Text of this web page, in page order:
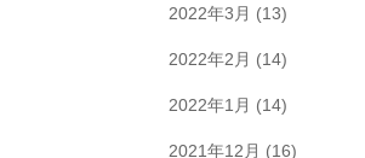
2022年3月 (13)
2022年2月 (14)
2022年1月 (14)
2021年12月 (16)